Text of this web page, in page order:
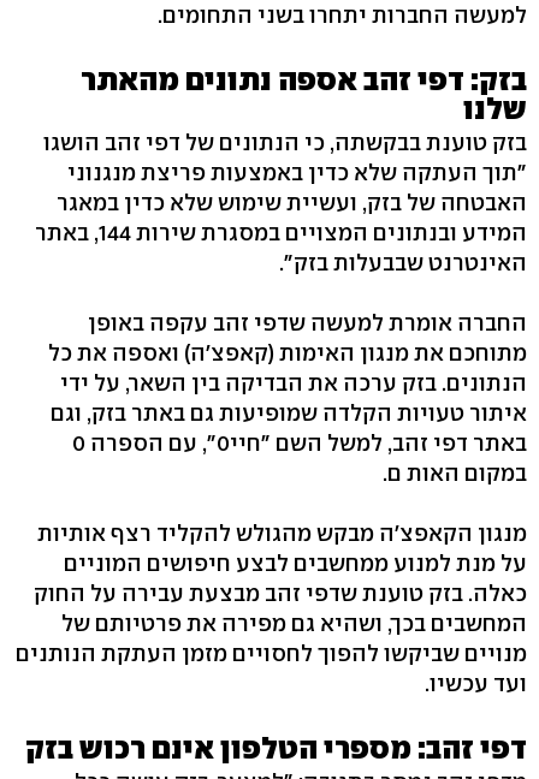
למעשה החברות יתחרו בשני התחומים.
בזק: דפי זהב אספה נתונים מהאתר
שלנו
בזק טוענת בבקשתה, כי הנתונים של דפי זהב הושגו
"תוך העתקה שלא כדין באמצעות פריצת מנגנוני
האבטחה של בזק, ועשיית שימוש שלא כדין במאגר
המידע ובנתונים המצויים במסגרת שירות 144, באתר
האינטרנט שבבעלות בזק".
החברה אומרת למעשה שדפי זהב עקפה באופן
מתוחכם את מנגון האימות (קאפצ'ה) ואספה את כל
הנתונים. בזק ערכה את הבדיקה בין השאר, על ידי
איתור טעויות הקלדה שמופיעות גם באתר בזק, וגם
באתר דפי זהב, למשל השם "חיי0", עם הספרה 0
במקום האות ם.
מנגון הקאפצ'ה מבקש מהגולש להקליד רצף אותיות
על מנת למנוע ממחשבים לבצע חיפושים המוניים
כאלה. בזק טוענת שדפי זהב מבצעת עבירה על החוק
המחשבים בכך, ושהיא גם מפירה את פרטיותם של
מנויים שביקשו להפוך לחסויים מזמן העתקת הנותנים
ועד עכשיו.
דפי זהב: מספרי הטלפון אינם רכוש בזק